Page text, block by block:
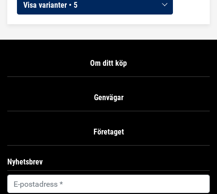
Visa varianter • 5
Om ditt köp
Genvägar
Företaget
Nyhetsbrev